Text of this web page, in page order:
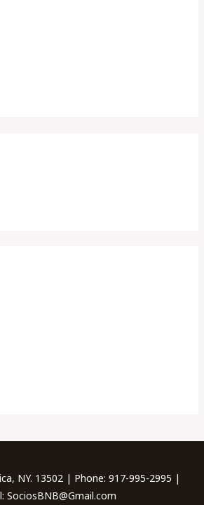
NY. 13502 | Phone: 917-995-2995 |
SociosBNB@Gmail.com